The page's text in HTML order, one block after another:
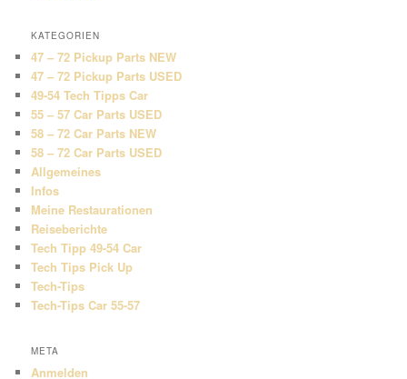
KATEGORIEN
47 – 72 Pickup Parts NEW
47 – 72 Pickup Parts USED
49-54 Tech Tipps Car
55 – 57 Car Parts USED
58 – 72 Car Parts NEW
58 – 72 Car Parts USED
Allgemeines
Infos
Meine Restaurationen
Reiseberichte
Tech Tipp 49-54 Car
Tech Tips Pick Up
Tech-Tips
Tech-Tips Car 55-57
META
Anmelden